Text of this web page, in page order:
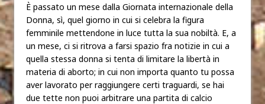
È passato un mese dalla Giornata internazionale della
Donna, sì, quel giorno in cui si celebra la figura
femminile mettendone in luce tutta la sua nobiltà. E, a
un mese, ci si ritrova a farsi spazio fra notizie in cui a
quella stessa donna si tenta di limitare la libertà in
materia di aborto; in cui non importa quanto tu possa
aver lavorato per raggiungere certi traguardi, se hai
due tette non puoi arbitrare una partita di calcio